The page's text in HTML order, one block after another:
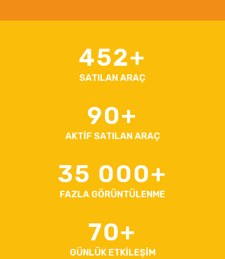
452
SATILAN ARAÇ
90
AKTİF SATILAN ARAÇ
35 000
FAZLA GÖRÜNTÜLENME
70
GÜNLÜK ETKİLEŞİM